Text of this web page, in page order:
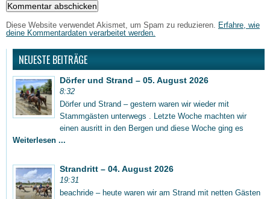
Diese Website verwendet Akismet, um Spam zu reduzieren.
Erfahre, wie
deine Kommentardaten verarbeitet werden.
NEUESTE BEITRÄGE
Dörfer und Strand – 05. August 2026
8:32
Dörfer und Strand – gestern waren wir wieder mit
Stammgästen unterwegs . Letzte Woche machten wir
einen ausritt in den Bergen und diese Woche ging es
Weiterlesen ...
Strandritt – 04. August 2026
19:31
beachride – heute waren wir am Strand mit netten Gästen